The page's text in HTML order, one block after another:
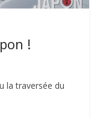
!
la traversée du